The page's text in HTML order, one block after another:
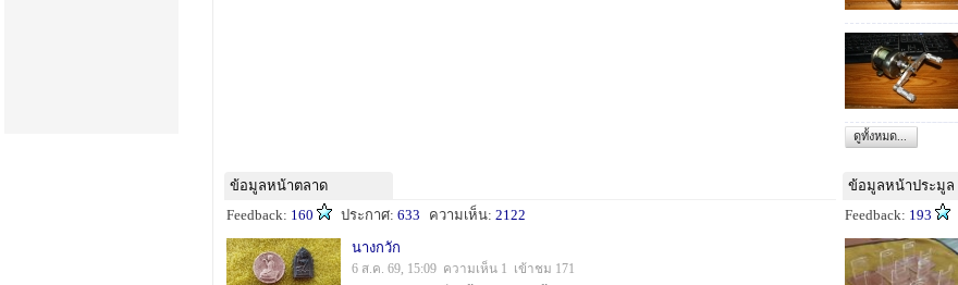
ดูทั้งหมด...
ข้อมูลหน้าตลาด
Feedback: 160 ประกาศ: 633 ความเห็น: 2122
นางกวัก
6 ส.ค. 69, 15:09 ความเห็น 1 เข้าชม 171
ข้อมูลหน้าประมูล
Feedback: 193